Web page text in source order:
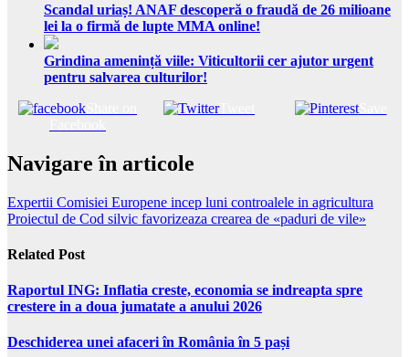
Scandal uriaș! ANAF descoperă o fraudă de 26 milioane
lei la o firmă de lupte MMA online!
Grindina amenință viile: Viticultorii cer ajutor urgent
pentru salvarea culturilor!
Tweet Save
Navigare în articole
Expertii Comisiei Europene incep luni controalele in agricultura
Proiectul de Cod silvic favorizeaza crearea de «paduri de vile»
Related Post
Raportul ING: Inflatia creste, economia se indreapta spre
crestere in a doua jumatate a anului 2026
Deschiderea unei afaceri în România în 5 pași